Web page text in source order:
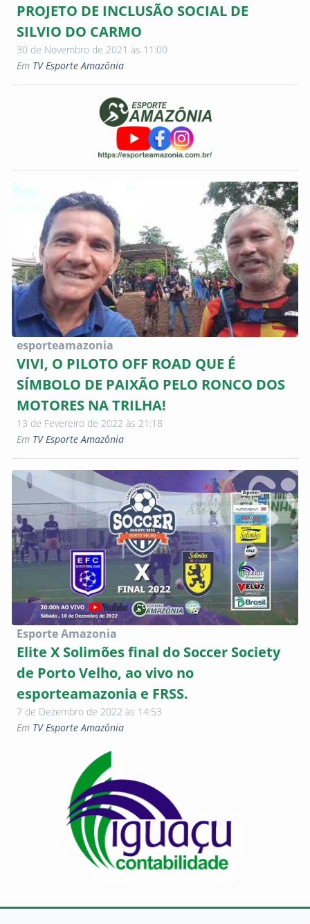
PROJETO DE INCLUSÃO SOCIAL DE
SILVIO DO CARMO
30 de Novembro de 2021 às 11:00
Em TV Esporte Amazônia
esporteamazonia
VIVI, O PILOTO OFF ROAD QUE É
SÍMBOLO DE PAIXÃO PELO RONCO DOS
MOTORES NA TRILHA!
13 de Fevereiro de 2022 às 21:18
Em TV Esporte Amazônia
Esporte Amazonia
Elite X Solimões final do Soccer Society
de Porto Velho, ao vivo no
esporteamazonia e FRSS.
7 de Dezembro de 2022 às 14:53
Em TV Esporte Amazônia